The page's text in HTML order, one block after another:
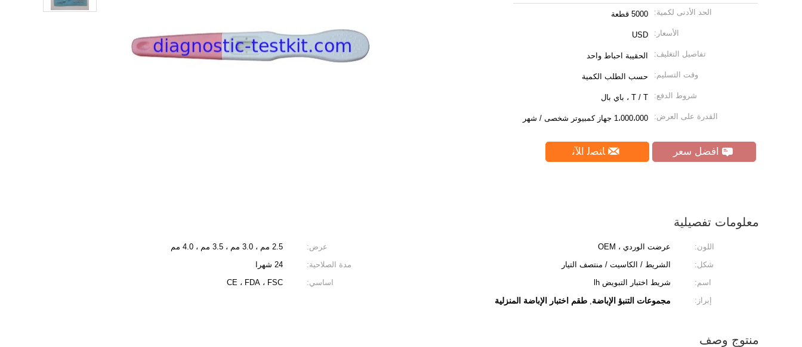
الحد الأدنى لكمية: 5000 قطعة
الأسعار: USD
تفاصيل التغليف: الحقيبة احباط واحد
وقت التسليم: حسب الطلب الكمية
شروط الدفع: T / T ، باي بال
القدرة على العرض: 1،000،000 جهاز كمبيوتر شخصى / شهر
افضل سعر ﺎﺘﺼﻟ ﺍﻶﻧ
معلومات تفصيلية
اللون: عرضت الوردي ، OEM عرض:
2.5 مم ، 3.0 مم ، 3.5 مم ، 4.0 مم
شكل:
الشريط / الكاسيت / منتصف التيار مدة الصلاحية:
24 شهرا
اسم:
شريط اختبار التبويض lh اساسي:
CE ، FDA ، FSC
إبراز:
مجموعات التنبؤ الإباضة, طقم اختبار الإباضة المنزلية
منتوج وصف